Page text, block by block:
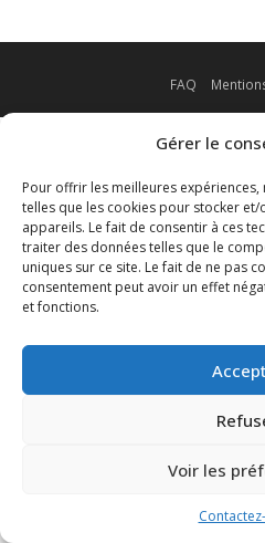
Gérer le
Pour offrir les meilleures
telles que les cookies pour stocker
appareils. Le fait de consentir à ces
traiter des données telles que le
uniques sur ce site. Le fait de ne pas
consentement peut avoir un effet
et fonctions.
Voir les
FAQ